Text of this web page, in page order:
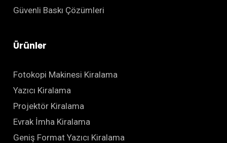
Güvenli Baskı Çözümleri
Ürünler
Fotokopi Makinesi Kiralama
Yazıcı Kiralama
Projektör Kiralama
Evrak İmha Kiralama
Geniş Format Yazıcı Kiralama